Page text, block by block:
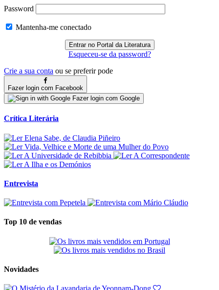
Password
Mantenha-me conectado
Esqueceu-se da password?
Crie a sua conta ou se preferir pode
Fazer login com Facebook
Fazer login com Google
Crítica Literária
Entrevista
Top 10 de vendas
Novidades